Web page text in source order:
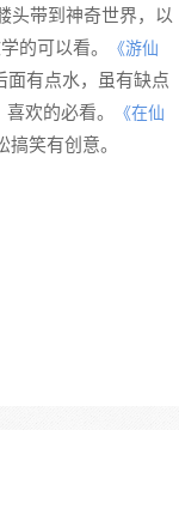
头带到神奇世界，以
的可以看。
《游仙
面有点水，虽有缺点
喜欢的必看。
《在仙
笑有创意。